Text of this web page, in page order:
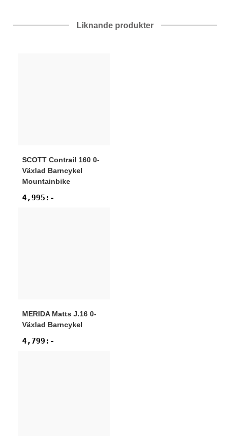
Liknande produkter
SCOTT Contrail 160 0-
Växlad Barncykel
Mountainbike
4,995 :-
MERIDA Matts J.16 0-
Växlad Barncykel
4,799 :-